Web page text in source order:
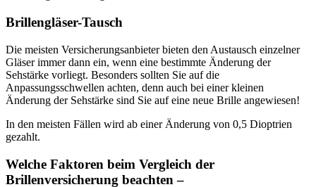
Brillengläser-Tausch
Die meisten Versicherungsanbieter bieten den Austausch einzelner
Gläser immer dann ein, wenn eine bestimmte Änderung der
Sehstärke vorliegt. Besonders sollten Sie auf die
Anpassungsschwellen achten, denn auch bei einer kleinen
Änderung der Sehstärke sind Sie auf eine neue Brille angewiesen!
In den meisten Fällen wird ab einer Änderung von 0,5 Dioptrien
gezahlt.
Welche Faktoren beim Vergleich der
Brillenversicherung beachten –